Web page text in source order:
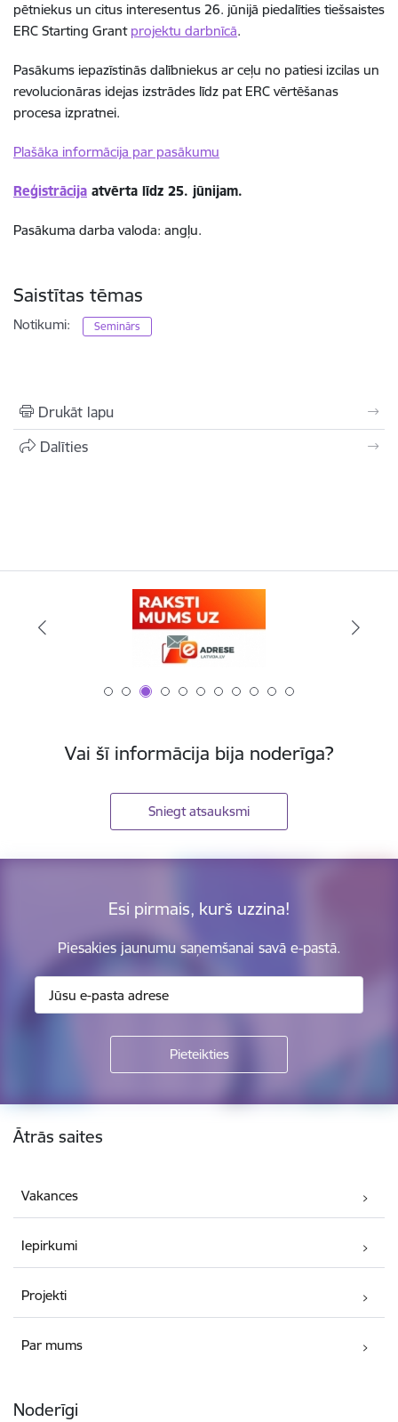
pētniekus un citus interesentus 26. jūnijā piedalīties tiešsaistes
ERC Starting Grant projektu darbnīcā.
Pasākums iepazīstinās dalībniekus ar ceļu no patiesi izcilas un
revolucionāras idejas izstrādes līdz pat ERC vērtēšanas
procesa izpratnei.
Plašāka informācija par pasākumu
Reģistrācija atvērta līdz 25. jūnijam.
Pasākuma darba valoda: angļu.
Saistītas tēmas
Notikumi: Seminārs
Drukāt lapu
Dalīties
Vai šī informācija bija noderīga?
Sniegt atsauksmi
Esi pirmais, kurš uzzina!
Piesakies jaunumu saņemšanai savā e-pastā.
Kājene
Ātrās saites
Vakances
Iepirkumi
Projekti
Par mums
Noderīgi